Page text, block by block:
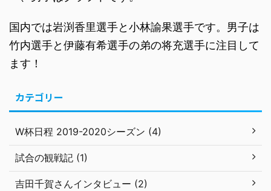
国内では岩渕香里選手と小林諭果選手です。男子は
竹内選手と伊藤有希選手の弟の将充選手に注目して
ます！
カテゴリー
W杯日程 2019-2020シーズン (4)
試合の観戦記 (1)
吉田千賀さんインタビュー (2)